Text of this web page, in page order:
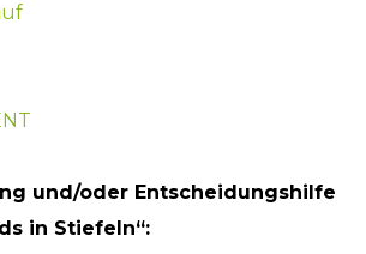
und/oder Entscheidungshilfe
in Stiefeln“: